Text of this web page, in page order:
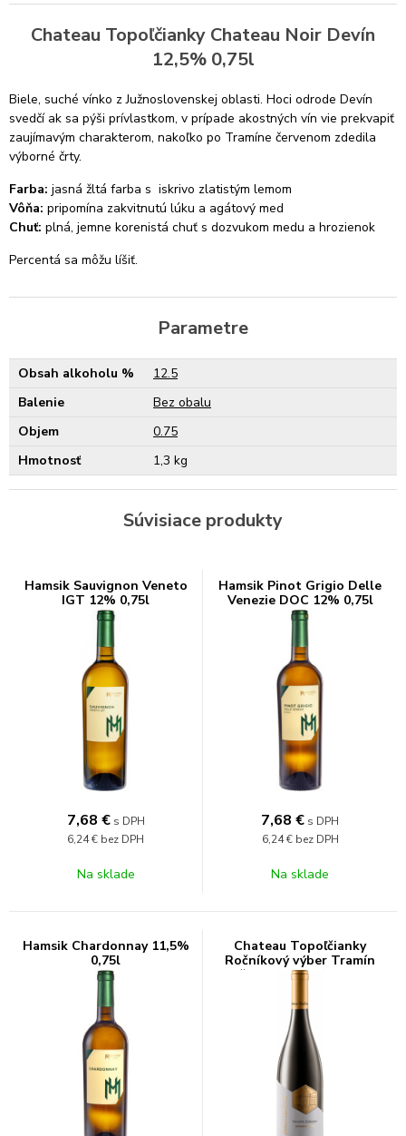
Chateau Topoľčianky Chateau Noir Devín
12,5% 0,75l
Biele, suché vínko z Južnoslovenskej oblasti. Hoci odrode Devín
svedčí ak sa pýši prívlastkom, v prípade akostných vín vie prekvapiť
zaujímavým charakterom, nakoľko po Tramíne červenom zdedila
výborné črty.
Farba: jasná žltá farba s iskrivo zlatistým lemom
Vôňa: pripomína zakvitnutú lúku a agátový med
Chuť: plná, jemne korenistá chuť s dozvukom medu a hrozienok
Percentá sa môžu líšiť.
Parametre
Obsah alkoholu %
12.5
Balenie
Bez obalu
Objem
0.75
Hmotnosť
1,3 kg
Súvisiace produkty
Hamsik Sauvignon Veneto
IGT 12% 0,75l
7,68 € s DPH
6,24 € bez DPH
Na sklade
Hamsik Pinot Grigio Delle
Venezie DOC 12% 0,75l
7,68 € s DPH
6,24 € bez DPH
Na sklade
Hamsik Chardonnay 11,5%
0,75l
Chateau Topoľčianky
Ročníkový výber Tramín
červený 12,5% 0,75l